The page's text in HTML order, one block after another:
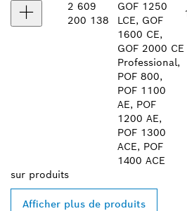
2 609
200 138
GOF 1250
LCE, GOF
1600 CE,
GOF 2000 CE
Professional,
POF 800,
POF 1100
AE, POF
1200 AE,
POF 1300
ACE, POF
1400 ACE
sur produits
Afficher plus de produits